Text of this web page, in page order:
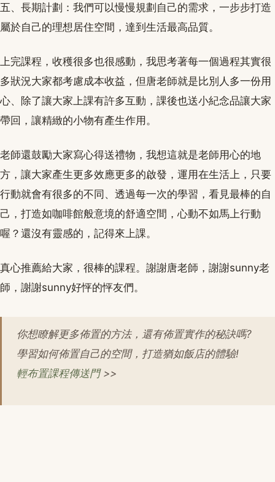
五、長期計劃：我們可以慢慢規劃自己的需求，一步步打造
屬於自己的理想居住空間，達到生活最高品質。
上完課程，收穫很多也很感動，我思考著每一個過程其實很
多狀況大家都考慮成本收益，但唐老師就是比別人多一份用
心、除了讓大家上課有許多互動，課後也送小紀念品讓大家
帶回，讓精緻的小物有產生作用。
老師還鼓勵大家寫心得送禮物，我想這就是老師用心的地
方，讓大家產生更多效應更多的啟發，運用在生活上，只要
行動就會有很多的不同、透過每一次的學習，看見最棒的自
己，打造如咖啡館般意境的舒適空間，心動不如馬上行動
喔？還沒有靈感的，記得來上課。
真心推薦給大家，很棒的課程。謝謝唐老師，謝謝sunny老
師，謝謝sunny好怦的怦友們。
你想瞭解更多佈置的方法，還有佈置實作的秘訣嗎?
學習如何佈置自己的空間，打造猶如飯店的體驗!
輕布置課程傳送門>>